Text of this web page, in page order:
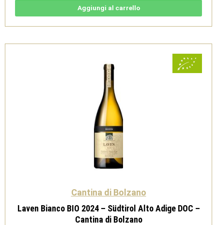
Adige
Cantina
Aggiungi al carrello
Cantina di Bolzano
Laven Bianco BIO 2024 – Südtirol Alto Adige DOC –
Cantina di Bolzano